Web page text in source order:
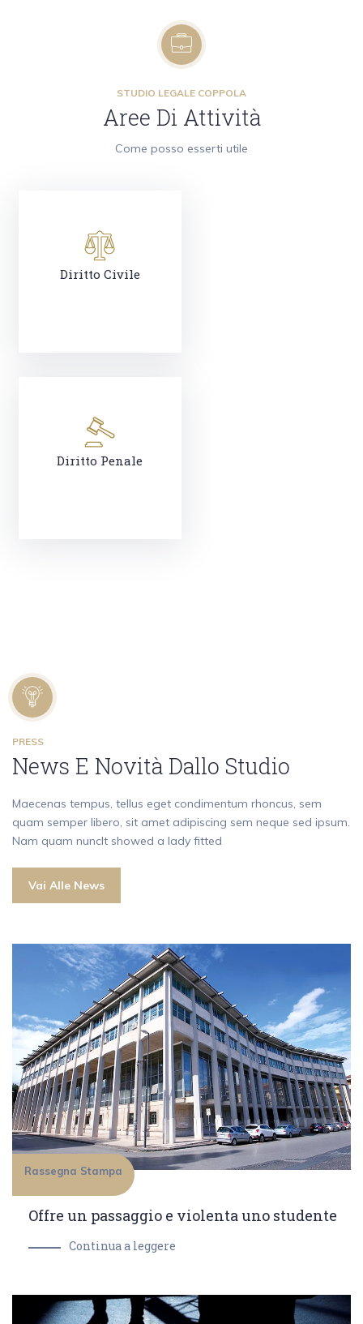
STUDIO LEGALE COPPOLA
Aree Di Attività
Come posso esserti utile
Diritto Civile
Diritto Penale
PRESS
News E Novità Dallo Studio
Maecenas tempus, tellus eget condimentum rhoncus, sem
quam semper libero, sit amet adipiscing sem neque sed ipsum.
Nam quam nuncIt showed a lady fitted
Vai Alle News
Rassegna Stampa
Offre un passaggio e violenta uno studente
Continua a leggere